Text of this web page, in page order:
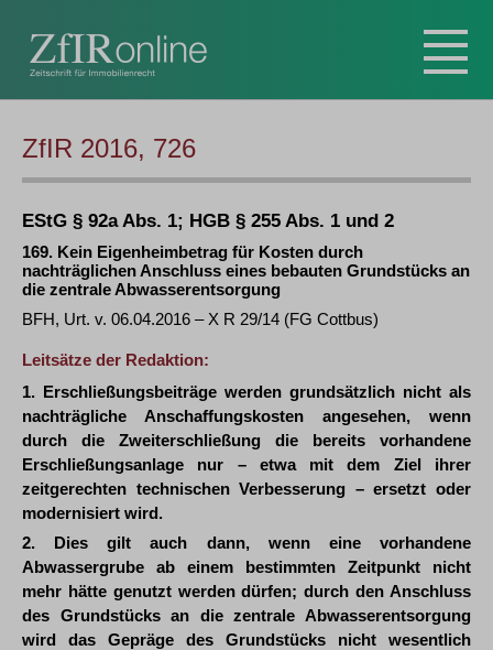
ZfIR 2016, 726
EStG § 92a Abs. 1; HGB § 255 Abs. 1 und 2
169. Kein Eigenheimbetrag für Kosten durch
nachträglichen Anschluss eines bebauten Grundstücks an
die zentrale Abwasserentsorgung
BFH, Urt. v. 06.04.2016 – X R 29/14 (FG Cottbus)
Leitsätze der Redaktion:
1. Erschließungsbeiträge werden grundsätzlich nicht als
nachträgliche Anschaffungskosten angesehen, wenn
durch die Zweiterschließung die bereits vorhandene
Erschließungsanlage nur – etwa mit dem Ziel ihrer
zeitgerechten technischen Verbesserung – ersetzt oder
modernisiert wird.
2. Dies gilt auch dann, wenn eine vorhandene
Abwassergrube ab einem bestimmten Zeitpunkt nicht
mehr hätte genutzt werden dürfen; durch den Anschluss
des Grundstücks an die zentrale Abwasserentsorgung
wird das Gepräge des Grundstücks nicht wesentlich